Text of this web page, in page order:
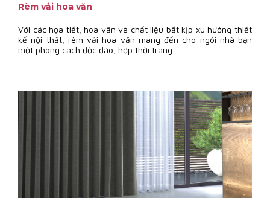
Rèm vải hoa văn
Với các họa tiết, hoa văn và chất liệu bắt kịp xu hướng thiết
kế nội thất, rèm vải hoa văn mang đến cho ngôi nhà bạn
một phong cách độc đáo, hợp thời trang